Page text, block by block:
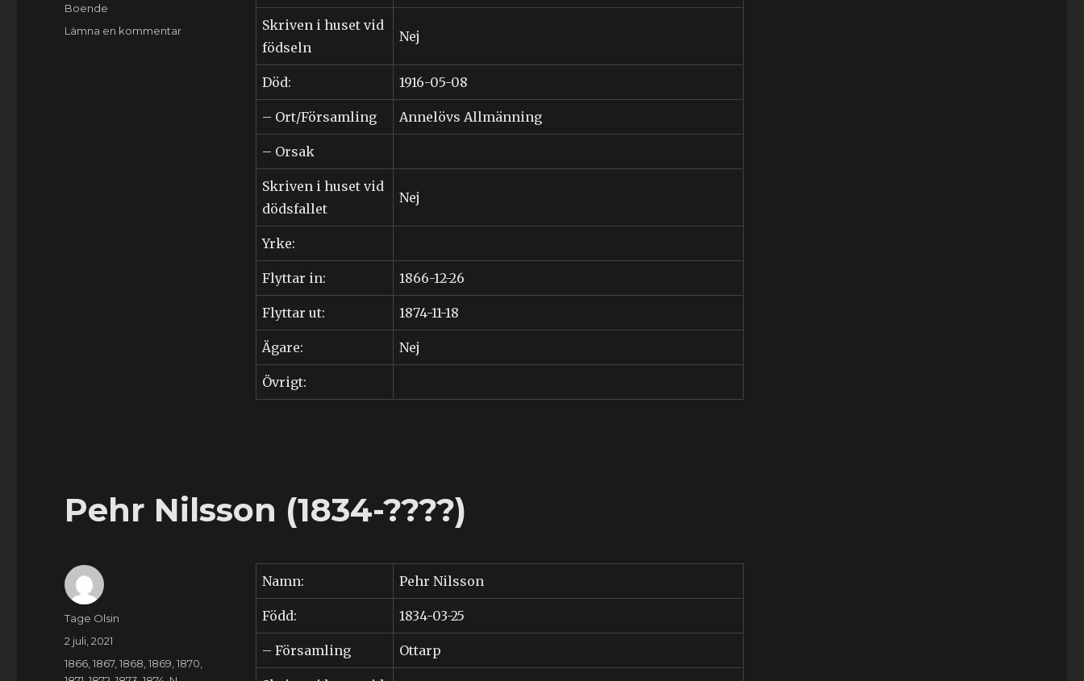
Skriven i huset vid
födseln
Nej
Död: 1916-05-08
– Ort/Församling Annelövs Allmänning
– Orsak
Skriven i huset vid
dödsfallet
Nej
Yrke:
Flyttar in: 1866-12-26
Flyttar ut: 1874-11-18
Ägare: Nej
Övrigt:
Etiketter
Boende
Lämna en kommentartill
Pehr Nilsson (1834-????)
Namn: Pehr Nilsson
Född: 1834-03-25
– Församling Ottarp
Författare
Tage Olsin
Publicerat
2 juli, 2021
Kategorier
1866 ,1867,1868 ,1869 ,1870